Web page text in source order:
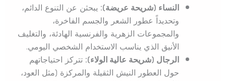
النساء (شريحة عريضة):يبحثن عن التنوع الدائم،
وتحديداً عطور الشعر والجسم الفاخرة،
والمجموعات الزهرية والفرنسية الهادئة، والتغليف
الأنيق الذي يناسب الاستخدام الشخصي اليومي.
الرجال (شريحة عالية الولاء):تتركز احتياجاتهم
حول العطور النيش الثقيلة والمركزة (مثل العود،